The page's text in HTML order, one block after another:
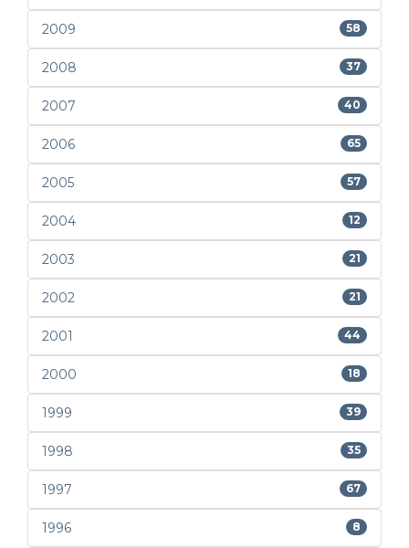
2009 58
2008 37
2007 40
2006 65
2005 57
2004 12
2003 21
2002 21
2001 44
2000 18
1999 39
1998 35
1997 67
1996 8